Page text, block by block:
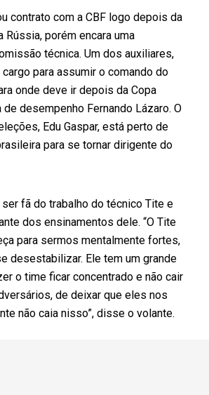
contrato com a CBF logo depois da
Rússia, porém encara uma
técnica. Um dos auxiliares,
para assumir o comando do
onde deve ir depois da Copa
desempenho Fernando Lázaro. O
Edu Gaspar, está perto de
para se tornar dirigente do
fã do trabalho do técnico Tite e
dos ensinamentos dele. “O Tite
para sermos mentalmente fortes,
desestabilizar. Ele tem um grande
o time ficar concentrado e não cair
de deixar que eles nos
não caia nisso”, disse o volante.